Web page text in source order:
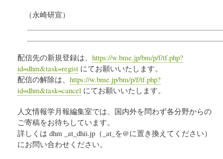
（永崎研宣）
配信先の新規登録は、 https://w.bme.jp/bm/p/f/tf.php?
id=dhm&task=regist にてお願いいたします。
配信の解除は、 https://w.bme.jp/bm/p/f/tf.php?
id=dhm&task=cancel にてお願いいたします。
人文情報学月報編集室では、国内外を問わず各分野からの
ご寄稿をお待ちしています。
詳しくは dhm _at_dhii.jp（_at_を@に置き換えてください）
にお問い合わせください。